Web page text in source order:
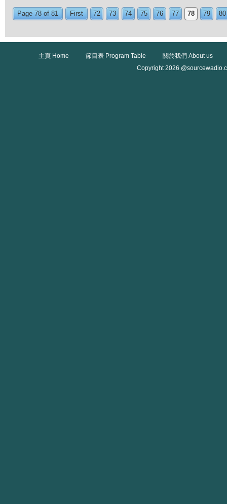
Page 78 of 81 First 72 73 74 75 76 77 78 79 80
主頁 Home 節目表 Program Table
關於我們 About us
Copyright 2026